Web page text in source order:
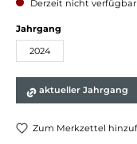
Derzeit nicht verfügbar
Jahrgang
2024
aktueller Jahrgang
Zum Merkzettel